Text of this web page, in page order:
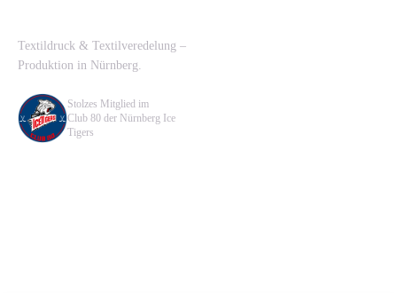
Textildruck & Textilveredelung –
Produktion in Nürnberg.
Stolzes Mitglied im
Club 80 der Nürnberg Ice
Tigers